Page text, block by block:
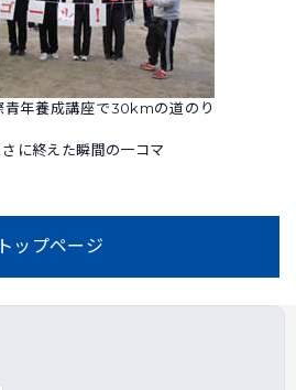
青年養成講座で30kmの道のり
に終えた瞬間の一コマ
トップページ